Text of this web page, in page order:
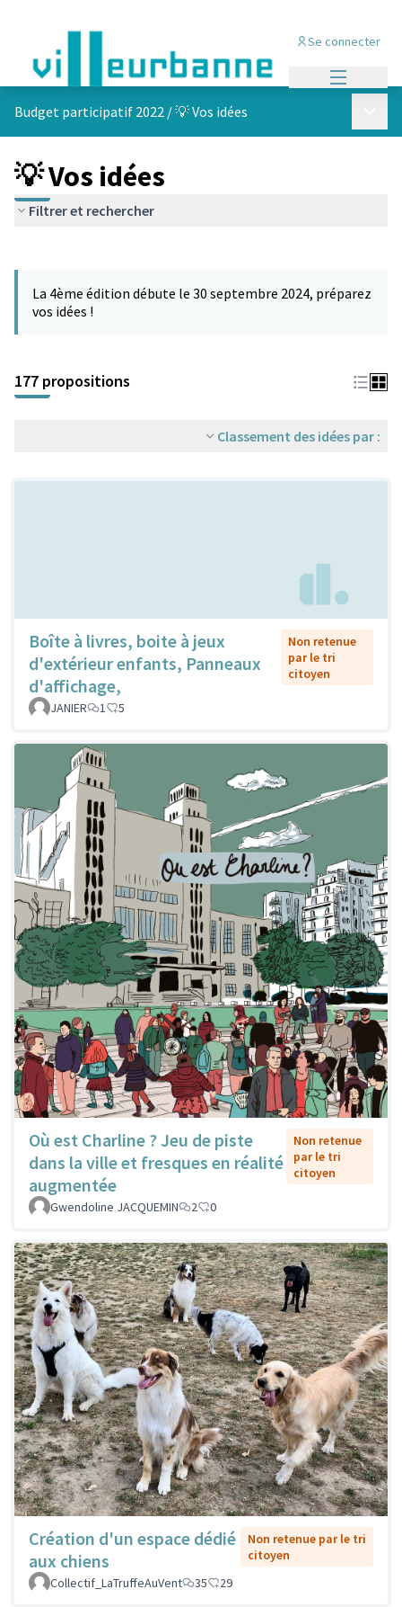
Se connecter
Budget participatif 2022 /💡 Vos idées
💡 Vos idées
Filtrer et rechercher
−
La 4ème édition débute le 30 septembre 2024, préparez
vos idées !
177 propositions
Classement des idées par :
Boîte à livres, boite à jeux
d'extérieur enfants, Panneaux
d'affichage,
Non retenue
par le tri
citoyen
JANIER 1 5
Où est Charline ? Jeu de piste
dans la ville et fresques en réalité
augmentée
Non retenue
par le tri
citoyen
Gwendoline JACQUEMIN 2 0
Création d'un espace dédié
aux chiens
Non retenue par le tri
citoyen
Collectif_LaTruffeAuVent
35 29